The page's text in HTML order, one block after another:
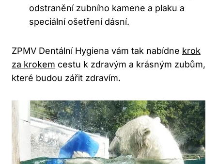
odstranění zubního kamene a plaku a
speciální ošetření dásní.
ZPMV Dentální Hygiena vám tak nabídne krok
za krokem cestu k zdravým a krásným zubům,
které budou zářit zdravím.